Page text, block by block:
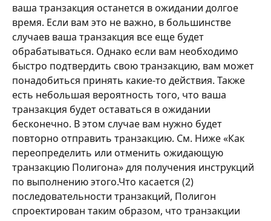
ваша транзакция останется в ожидании долгое
время. Если вам это не важно, в большинстве
случаев ваша транзакция все еще будет
обрабатываться. Однако если вам необходимо
быстро подтвердить свою транзакцию, вам может
понадобиться принять какие-то действия. Также
есть небольшая вероятность того, что ваша
транзакция будет оставаться в ожидании
бесконечно. В этом случае вам нужно будет
повторно отправить транзакцию. См. Ниже «Как
переопределить или отменить ожидающую
транзакцию Полигона» для получения инструкций
по выполнению этого.Что касается (2)
последовательности транзакций, Полигон
спроектирован таким образом, что транзакции